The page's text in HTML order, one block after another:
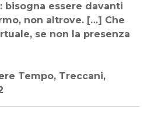
bisogna essere davanti
non altrove. […] Che
se non la presenza
Tempo, Treccani,